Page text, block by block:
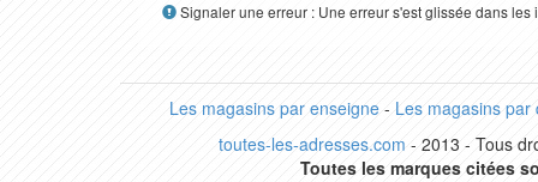
Signaler une erreur : Une erreur s'est glissée dans
Les magasins par enseigne- Les magasins par
toutes-les-adresses.com - 2013 - Tous
Toutes les marques citées